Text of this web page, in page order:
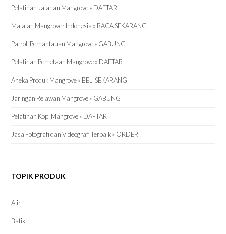
Pelatihan Jajanan Mangrove » DAFTAR
Majalah Mangrover Indonesia » BACA SEKARANG
Patroli Pemantauan Mangrove » GABUNG
Pelatihan Pemetaan Mangrove » DAFTAR
Aneka Produk Mangrove » BELI SEKARANG
Jaringan Relawan Mangrove » GABUNG
Pelatihan Kopi Mangrove » DAFTAR
Jasa Fotografi dan Videografi Terbaik » ORDER
TOPIK PRODUK
Ajir
Batik